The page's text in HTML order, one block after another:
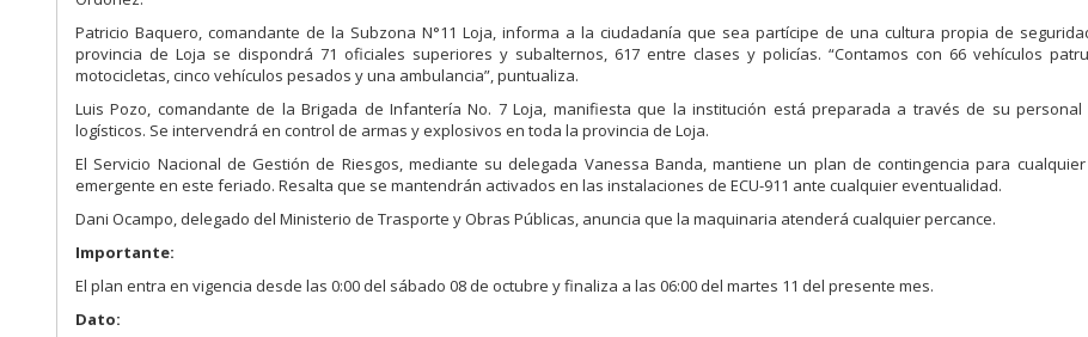
Patricio Baquero, comandante de la Subzona N°11 Loja, informa a la ciudadanía que sea partícipe de una cultura propia de
provincia de Loja se dispondrá 71 oficiales superiores y subalternos, 617 entre clases y policías. “Contamos con 66 vehículos
motocicletas, cinco vehículos pesados y una ambulancia”, puntualiza.
Luis Pozo, comandante de la Brigada de Infantería No. 7 Loja, manifiesta que la institución está preparada a través de su personal
logísticos. Se intervendrá en control de armas y explosivos en toda la provincia de Loja.
El Servicio Nacional de Gestión de Riesgos, mediante su delegada Vanessa Banda, mantiene un plan de contingencia para
emergente en este feriado. Resalta que se mantendrán activados en las instalaciones de ECU-911 ante cualquier eventualidad.
Dani Ocampo, delegado del Ministerio de Trasporte y Obras Públicas, anuncia que la maquinaria atenderá cualquier percance.
Importante:
El plan entra en vigencia desde las 0:00 del sábado 08 de octubre y finaliza a las 06:00 del martes 11 del presente mes.
Dato: